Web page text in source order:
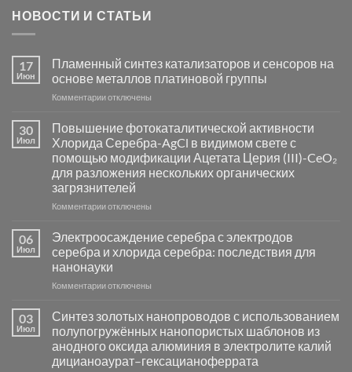
НОВОСТИ И СТАТЬИ
17
Июн
Пламенный синтез катализаторов и сенсоров на
основе металлов платиновой группы
Комментариик
Пламенный
синтез
катализаторов
и
сенсоров
на
основе
группы
отключены
30
Июл
Повышение фотокаталитической активности
Хлорида Серебра-AgCl в видимом свете с
помощью модификации Ацетата Церия (III)-CeO₂
для разложения нескольких органических
загрязнителей
Комментариик
фотокаталитической
активности
Хлорида
Серебра-
в
видимом
свете
с
помощью
отключены
06
Июл
Электроосаждение серебра с электродов
серебра и хлорида серебра: последствия для
нанонауки
Комментариик
серебра
с
электродов
серебра
отключены
03
Июл
Синтез золотых нанопроводов с использованием
полупогружённых нанопористых шаблонов из
анодного оксида алюминия в электролите калий
дицианоаурат–гексацианоферрата